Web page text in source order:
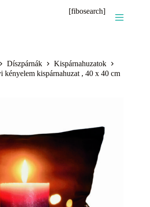
[fibosearch]
Díszpárnák
Kispárnahuzatok
kényelem kispárnahuzat , 40 x 40 cm